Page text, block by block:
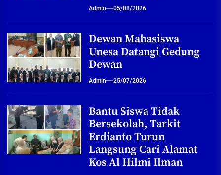
Admin 05/08/2026
Dewan Mahasiswa
Unesa Datangi Gedung
Dewan
Admin 25/07/2026
Bantu Siswa Tidak
Bersekolah, Tarkit
Erdianto Turun
Langsung Cari Alamat
Kos Al Hilmi Ilman